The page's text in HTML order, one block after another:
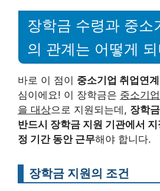
장학금 수령과 중소
의 관계는 어떻게
바로 이 점이 중소기업 취업연
심이에요! 이 장학금은 중소기
을 대상으로 지원되는데, 장학
반드시 장학금 지원 기관에서
정 기간 동안 근무해야 합니다.
장학금 지원의 조건